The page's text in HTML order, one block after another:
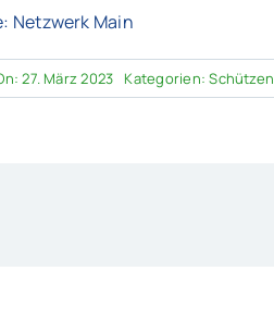
Netzwerk Main
27. März 2023 Kategorien:Schützen